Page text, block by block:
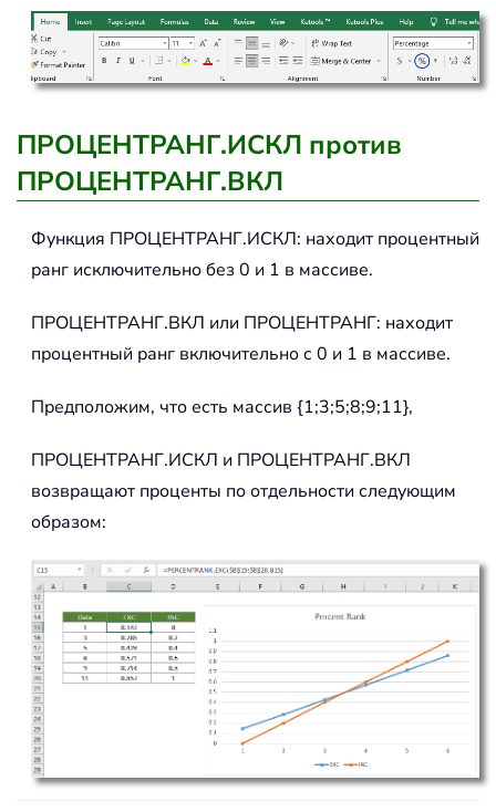
ПРОЦЕНТРАНГ.ИСКЛ против
ПРОЦЕНТРАНГ.ВКЛ
Функция ПРОЦЕНТРАНГ.ИСКЛ: находит процентный
ранг исключительно без 0 и 1 в массиве.
ПРОЦЕНТРАНГ.ВКЛ или ПРОЦЕНТРАНГ: находит
процентный ранг включительно с 0 и 1 в массиве.
Предположим, что есть массив {1;3;5;8;9;11},
ПРОЦЕНТРАНГ.ИСКЛ и ПРОЦЕНТРАНГ.ВКЛ
возвращают проценты по отдельности следующим
образом: